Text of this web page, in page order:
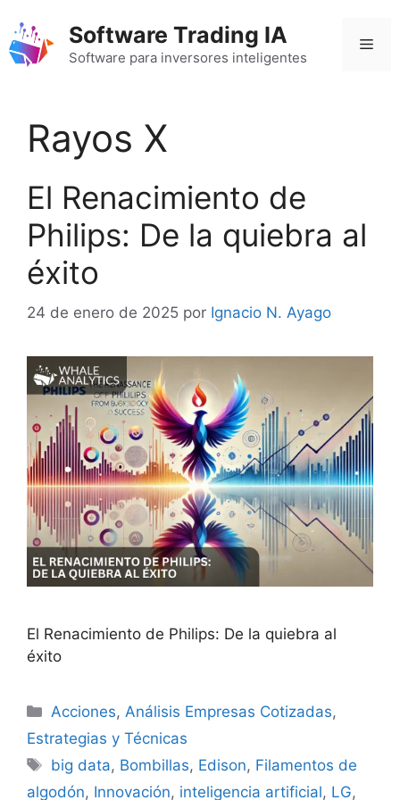
contenido
Software Trading IA
Software para inversores inteligentes
Rayos X
El Renacimiento de
Philips: De la quiebra al
éxito
24 de enero de 2025 por Ignacio N. Ayago
El Renacimiento de Philips: De la quiebra al
éxito
Categorías
Acciones, Análisis Empresas Cotizadas,
Estrategias y Técnicas
Etiquetas
big data, Bombillas, Edison, Filamentos de
algodón, Innovación, inteligencia artificial, LG,